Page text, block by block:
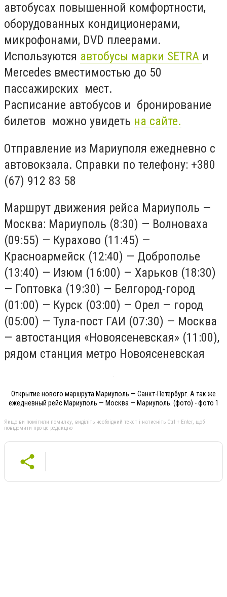
автобусах повышенной комфортности,
оборудованных кондиционерами,
микрофонами, DVD плеерами.
Используются автобусы марки SETRA и
Mercedes вместимостью до 50
пассажирских мест.
Расписание автобусов и бронирование
билетов можно увидеть на сайте.
Отправление из Мариуполя ежедневно с
автовокзала. Справки по телефону: +380
(67) 912 83 58
Маршрут движения рейса Мариуполь —
Москва: Мариуполь (8:30) — Волноваха
(09:55) — Курахово (11:45) —
Красноармейск (12:40) — Доброполье
(13:40) — Изюм (16:00) — Харьков (18:30)
— Гоптовка (19:30) — Белгород-город
(01:00) — Курск (03:00) — Орел — город
(05:00) — Тула-пост ГАИ (07:30) — Москва
— автостанция «Новоясеневская» (11:00),
рядом станция метро Новоясеневская
Открытие нового маршрута Мариуполь — Санкт-Петербург. А так же
ежедневный рейс Мариуполь — Москва — Мариуполь. (фото) - фото 1
Якщо ви помітили помилку, виділіть необхідний текст і натисніть Ctrl + Enter, щоб
повідомити про це редакцію